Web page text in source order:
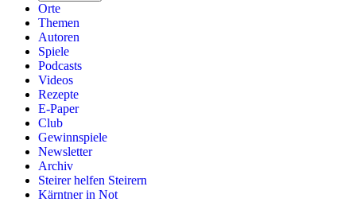
Orte
Themen
Autoren
Spiele
Podcasts
Videos
Rezepte
E-Paper
Club
Gewinnspiele
Newsletter
Archiv
Steirer helfen Steirern
Kärntner in Not